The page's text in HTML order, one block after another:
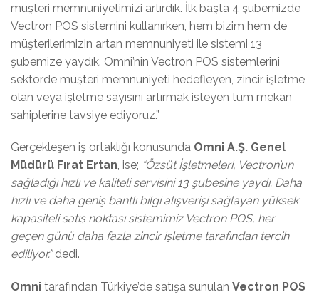
müşteri memnuniyetimizi artırdık. İlk başta 4 şubemizde
Vectron POS sistemini kullanırken, hem bizim hem de
müşterilerimizin artan memnuniyeti ile sistemi 13
şubemize yaydık. Omni’nin Vectron POS sistemlerini
sektörde müşteri memnuniyeti hedefleyen, zincir işletme
olan veya işletme sayısını artırmak isteyen tüm mekan
sahiplerine tavsiye ediyoruz.”
Gerçekleşen iş ortaklığı konusunda Omni A.Ş. Genel
Müdürü Fırat Ertan, ise; “Özsüt İşletmeleri, Vectron’un
sağladığı hızlı ve kaliteli servisini 13 şubesine yaydı. Daha
hızlı ve daha geniş bantlı bilgi alışverişi sağlayan yüksek
kapasiteli satış noktası sistemimiz Vectron POS, her
geçen günü daha fazla zincir işletme tarafından tercih
ediliyor.”dedi.
Omni tarafından Türkiye’de satışa sunulan Vectron POS